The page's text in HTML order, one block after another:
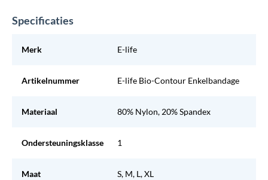
Specificaties
Merk E-life
Artikelnummer E-life Bio-Contour Enkelbandage
Materiaal 80% Nylon, 20% Spandex
Ondersteuningsklasse 1
Maat S, M, L, XL